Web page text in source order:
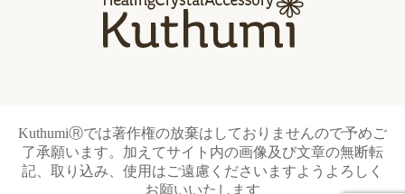
KuthumiⓇでは著作権の放棄はしておりませんので予めご
了承願います。加えてサイト内の画像及び文章の無断転
記、取り込み、使用はご遠慮くださいますようよろしく
お願いいたします